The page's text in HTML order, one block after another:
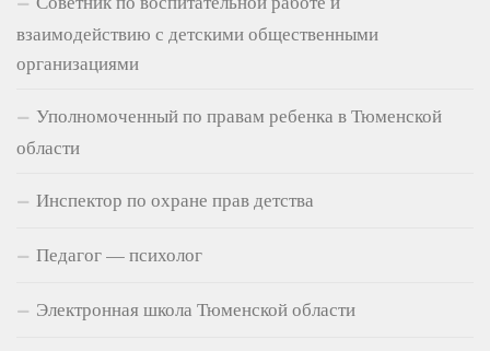
взаимодействию с детскими общественными
организациями
Уполномоченный по правам ребенка в Тюменской
области
Инспектор по охране прав детства
Педагог — психолог
Электронная школа Тюменской области